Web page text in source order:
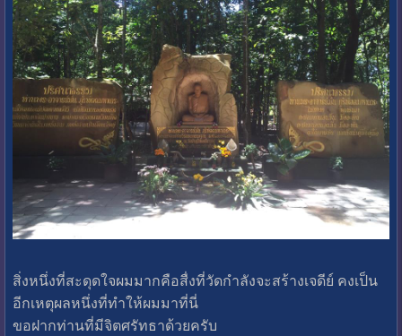
สิ่งหนึ่งที่สะดุดใจผมมากคือสื่งที่วัดกำลังจะสร้างเจดีย์ คงเป็น
อีกเหตุผลหนึ่งที่ทำให้ผมมาที่นี่
ขอฝากท่านที่มีจิตศรัทธาด้วยครับ